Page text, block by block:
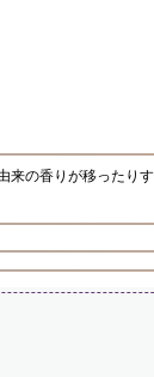
の香りが移ったり